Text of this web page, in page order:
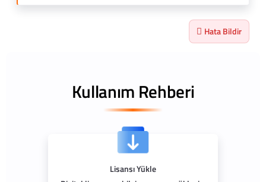
Hata Bildir
Kullanım Rehberi
Lisansı Yükle